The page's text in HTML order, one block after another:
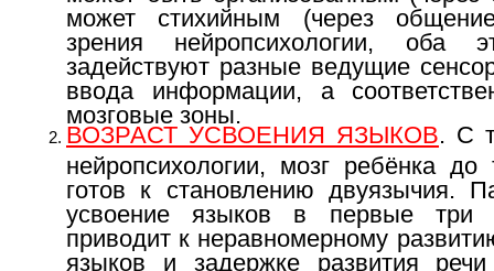
может стихийным (через
зрения нейропсихологии, оба
задействуют разные ведущие
ввода информации, а
мозговые зоны.
ВОЗРАСТ УСВОЕНИЯ ЯЗЫКОВ. С
нейропсихологии, мозг ребёнка до
готов к становлению двуязычия.
усвоение языков в первые три
приводит к неравномерному
языков и задержке развития